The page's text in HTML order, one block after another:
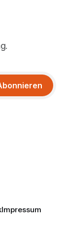
Impressum